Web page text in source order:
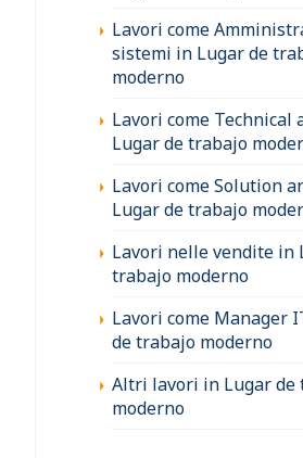
Lavori come
sistemi in Lugar de
moderno
Lavori come Technical
Lugar de trabajo
Lavori come Solution
Lugar de trabajo
Lavori nelle vendite in
trabajo moderno
Lavori come Manager
de trabajo moderno
Altri lavori in Lugar de
moderno